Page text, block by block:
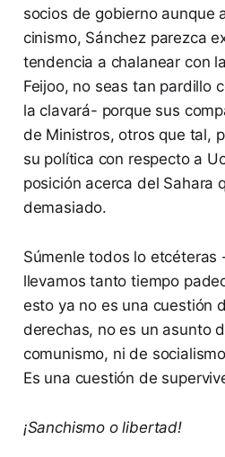
socios de gobierno aunque
cinismo, Sánchez parezca
tendencia a chalanear con
Feijoo, no seas tan pardillo
la clavará- porque sus
de Ministros, otros que tal,
su política con respecto a
posición acerca del Sahara
demasiado.
Súmenle todos lo
llevamos tanto tiempo
esto ya no es una cuestión
derechas, no es un asunto
comunismo, ni de
Es una cuestión de
¡Sanchismo o libertad!